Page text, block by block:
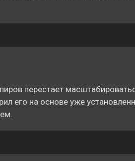
перестает
его на основе уже